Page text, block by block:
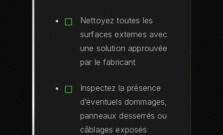
Nettoyez toutes les
surfaces externes avec
une solution approuvée
par le fabricant
Inspectez la présence
d’éventuels dommages,
panneaux desserrés ou
câblages exposés